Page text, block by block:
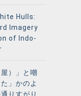
Hulls:
Imagery
of Indo-
）」と嘲
」かのよ
りすがり